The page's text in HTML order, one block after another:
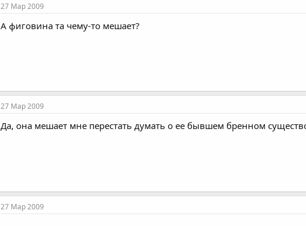
27 Мар 2009
А фиговина та чему-то мешает?
27 Мар 2009
Да, она мешает мне перестать думать о ее бывшем бренном
27 Мар 2009